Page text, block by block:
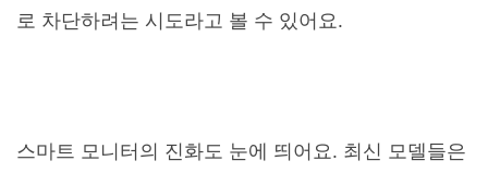
로 차단하려는 시도라고 볼 수 있어요.
스마트 모니터의 진화도 눈에 띄어요. 최신 모델들은